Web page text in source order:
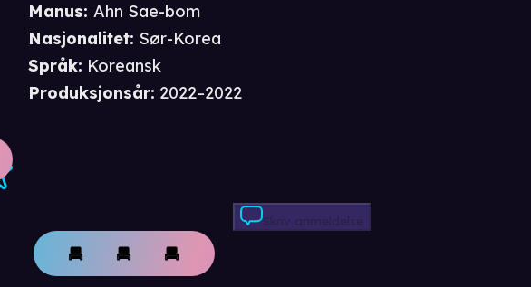
Skriv anmeldelse
Manus:Ahn Sae-bom
Nasjonalitet: Sør-Korea
Språk: Koreansk
Produksjonsår: 2022–2022